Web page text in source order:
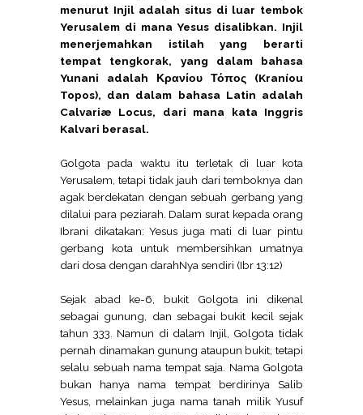
menurut Injil adalah situs di luar tembok
Yerusalem di mana Yesus disalibkan. Injil
menerjemahkan istilah yang berarti
tempat tengkorak, yang dalam bahasa
Yunani adalah Κρανίου Τόπος (Kraníou
Topos), dan dalam bahasa Latin adalah
Calvariæ Locus, dari mana kata Inggris
Kalvari berasal.
Golgota pada waktu itu terletak di luar kota
Yerusalem, tetapi tidak jauh dari temboknya dan
agak berdekatan dengan sebuah gerbang yang
dilalui para peziarah. Dalam surat kepada orang
Ibrani dikatakan: Yesus juga mati di luar pintu
gerbang kota untuk membersihkan umatnya
dari dosa dengan darahNya sendiri (Ibr 13:12)
Sejak abad ke-6, bukit Golgota ini dikenal
sebagai gunung, dan sebagai bukit kecil sejak
tahun 333. Namun di dalam Injil, Golgota tidak
pernah dinamakan gunung ataupun bukit, tetapi
selalu sebuah nama tempat saja. Nama Golgota
bukan hanya nama tempat berdirinya Salib
Yesus, melainkan juga nama tanah milik Yusuf